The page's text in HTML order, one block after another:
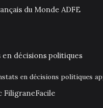
du Monde ADFE
en décisions politiques
en décisions politiques
FiligraneFacile